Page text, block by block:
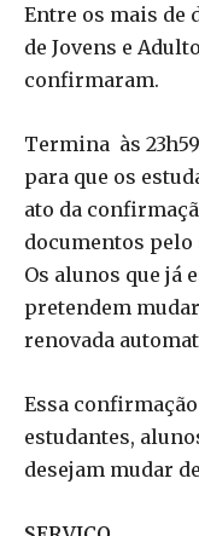
Entre os mais de
de Jovens e
confirmaram.
Termina às
para que os
ato da
documentos pelo
Os alunos que já
pretendem
renovada
Essa
estudantes,
desejam mudar